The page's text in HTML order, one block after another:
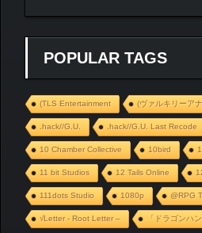
POPULAR TAGS
(TLS Entertainment (ヴァルキリーア
.hack//G.U. .hack//G.U. Last Recode
10 Chamber Collective 10bird
11 bit Studios 12 Tails Online
111dots Studio 1080p @RPG
√Letter - Root Letter – 「ドラゴンハ